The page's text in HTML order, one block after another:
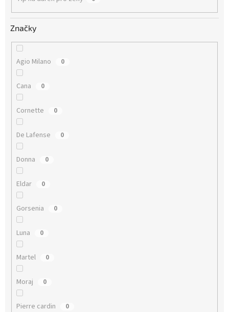
Značky
Agio Milano 0
Cana 0
Cornette 0
De Lafense 0
Donna 0
Eldar 0
Gorsenia 0
Luna 0
Martel 0
Moraj 0
Pierre cardin 0